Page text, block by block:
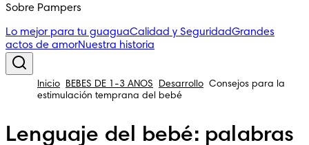
Sobre Pampers
Lo mejor para tu guaguaCalidad y SeguridadGrandes
actos de amorNuestra historia
Inicio BEBÉS DE 1-3 AÑOS Desarrollo Consejos para la
estimulación temprana del bebé
Lenguaje del bebé: palabras